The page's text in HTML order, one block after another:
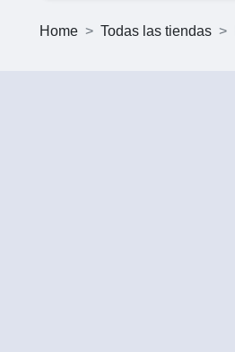
Home Todas las tiendas